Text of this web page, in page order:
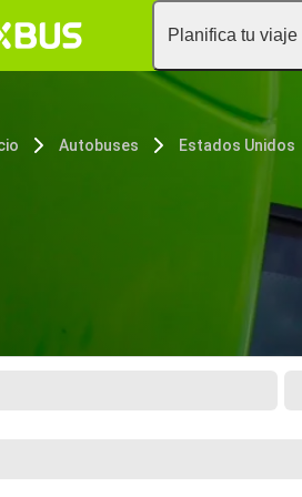
Planifica tu viaje
Autobuses Estados Unidos